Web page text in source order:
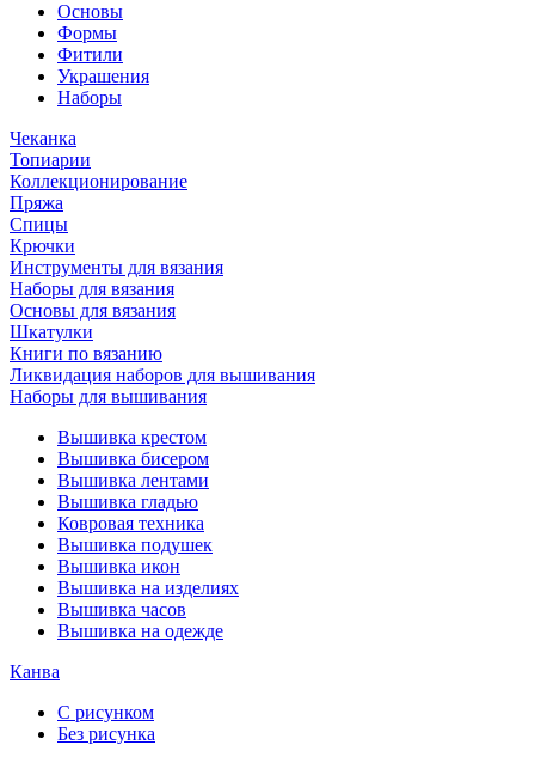
Основы
Формы
Фитили
Украшения
Наборы
Чеканка
Топиарии
Коллекционирование
Пряжа
Спицы
Крючки
Инструменты для вязания
Наборы для вязания
Основы для вязания
Шкатулки
Книги по вязанию
Ликвидация наборов для вышивания
Наборы для вышивания
Вышивка крестом
Вышивка бисером
Вышивка лентами
Вышивка гладью
Ковровая техника
Вышивка подушек
Вышивка икон
Вышивка на изделиях
Вышивка часов
Вышивка на одежде
Канва
С рисунком
Без рисунка